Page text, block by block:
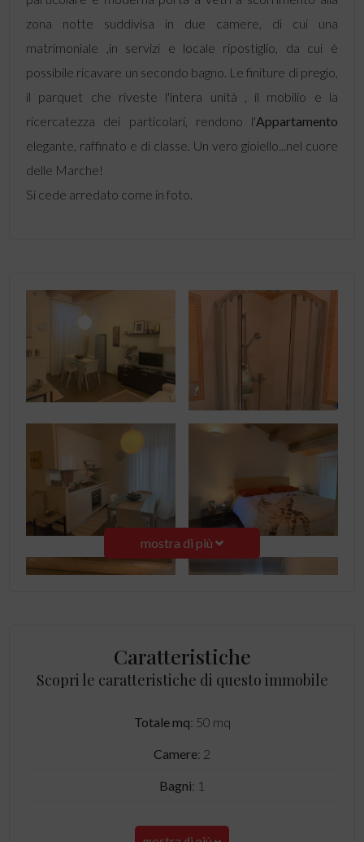
zona notte suddivisa in due camere, di cui una
matrimoniale ,in servizi e locale ripostiglio, da cui è
possibile ricavare un secondo bagno. Le finiture di pregio,
il parquet che riveste l'intera unità , il mobilio e la
ricercatezza dei particolari, rendono l'Appartamento
elegante, raffinato e di classe. Un vero gioiello...nel cuore
delle Marche!
Si cede arredato come in foto.
mostra di più
Caratteristiche
Scopri le caratteristiche di questo immobile
Totale mq: 50 mq
Camere: 2
Bagni: 1